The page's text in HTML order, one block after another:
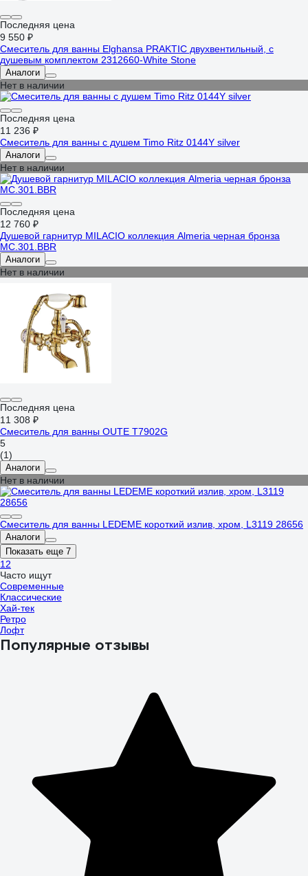
Последняя цена
9 550 ₽
Смеситель для ванны Elghansa PRAKTIC двухвентильный, с
душевым комплектом 2312660-White Stone
Аналоги
Нет в наличии
Последняя цена
11 236 ₽
Смеситель для ванны с душем Timo Ritz 0144Y silver
Аналоги
Нет в наличии
Последняя цена
12 760 ₽
Душевой гарнитур MILACIO коллекция Almeria черная бронза
MC.301.BBR
Аналоги
Нет в наличии
Последняя цена
11 308 ₽
Смеситель для ванны OUTE T7902G
5
(1)
Аналоги
Нет в наличии
Смеситель для ванны LEDEME короткий излив, хром, L3119 28656
Аналоги
Показать еще 7
1 2
Часто ищут
Современные
Классические
Хай-тек
Ретро
Лофт
Популярные отзывы